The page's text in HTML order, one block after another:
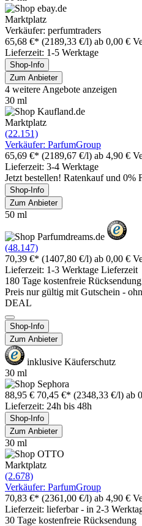
Marktplatz
Verkäufer: perfumtraders
65,68 €* (2189,33 €/l) ab 0,00 €
Lieferzeit: 1-5 Werktage
Shop-Info
Zum Anbieter
4 weitere Angebote anzeigen
30 ml
Marktplatz
(22.151)
Verkäufer: ParfumGroup
65,69 €* (2189,67 €/l) ab 4,90 €
Lieferzeit: 3-4 Werktage
Jetzt bestellen! Ratenkauf und 0%
Shop-Info
Zum Anbieter
50 ml
(48.147)
70,39 €* (1407,80 €/l) ab 0,00 €
Lieferzeit: 1-3 Werktage Lieferzeit
180 Tage kostenfreie Rücksendung
Preis nur gültig mit Gutschein -
DEAL
Shop-Info
Zum Anbieter
inklusive Käuferschutz
30 ml
88,95 € 70,45 €* (2348,33 €/l) ab
Lieferzeit: 24h bis 48h
Shop-Info
Zum Anbieter
30 ml
Marktplatz
(2.678)
Verkäufer: ParfumGroup
70,83 €* (2361,00 €/l) ab 4,90 €
Lieferzeit: lieferbar - in 2-3
30 Tage kostenfreie Rücksendung